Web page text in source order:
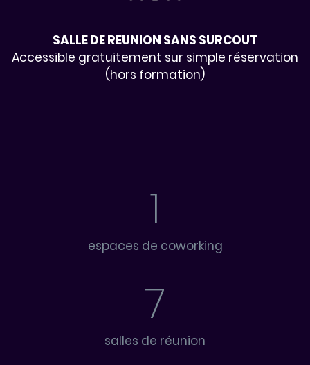
SALLE DE REUNION SANS SURCOUT
Accessible gratuitement sur simple réservation
(hors formation)
1
espaces de coworking
7
salles de réunion